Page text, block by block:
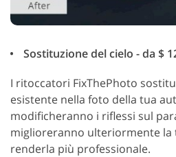
Sostituzione del cielo - da $
I ritoccatori FixThePhoto
esistente nella foto della tua
modificheranno i riflessi sul
miglioreranno ulteriormente la
renderla più professionale.